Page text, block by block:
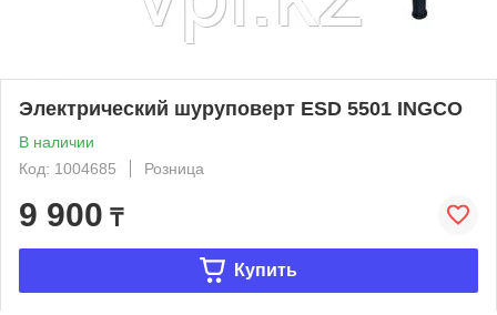
Электрический шуруповерт ESD 5501 INGCO
В наличии
Код: 1004685
Розница
9 900 ₸
Купить